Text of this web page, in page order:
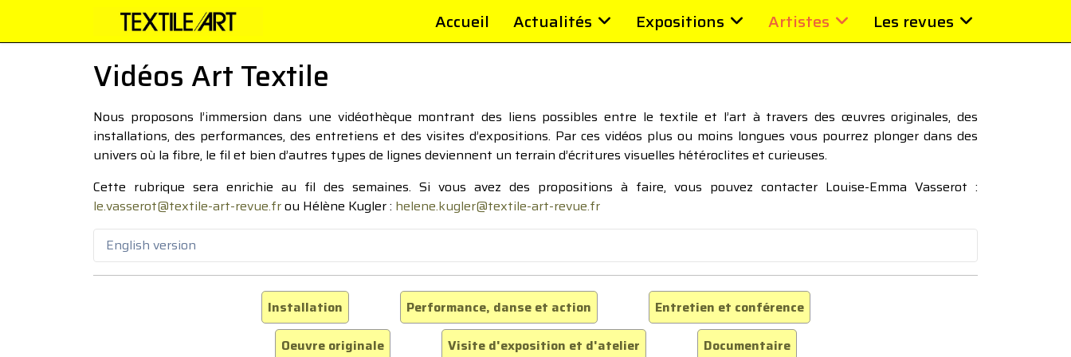
Accueil Actualités Expositions Artistes Les revues
Vidéos Art Textile
Nous proposons l’immersion dans une vidéothèque montrant des liens possibles entre le textile et l’art à travers des œuvres originales, des
installations, des performances, des entretiens et des visites d’expositions. Par ces vidéos plus ou moins longues vous pourrez plonger dans des
univers où la fibre, le fil et bien d’autres types de lignes deviennent un terrain d’écritures visuelles hétéroclites et curieuses.
Cette rubrique sera enrichie au fil des semaines. Si vous avez des propositions à faire, vous pouvez contacter Louise-Emma Vasserot :
le.vasserot@textile-art-revue.frou Hélène Kugler : helene.kugler@textile-art-revue.fr
English version
Installation Performance, danse et action
Entretien et conférence
Oeuvre originale
Visite d'exposition et d'atelier Documentaire